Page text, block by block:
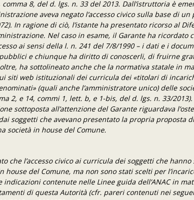
8, del d. lgs. n. 33 del 2013. Dall’istruttoria è
aveva negato l’accesso civico sulla base di
). In ragione di ciò, l’istante ha presentato ricorso al
Nel caso in esame, il Garante ha ricordato
ai sensi della l. n. 241 del 7/8/1990 – i dati e i
e chiunque ha diritto di conoscerli, di fruirne
ha sottolineato anche che la normativa statale in
siti web istituzionali dei curricula dei «titolari di
(quali anche l’amministratore unico) delle
2, e 14, commi 1, lett. b, e 1-bis, del d. lgs. n. 33/
sottoposta all’attenzione del Garante riguardava
soggetti che avevano presentato la propria proposta
società in house del Comune.
che l’accesso civico ai curricula dei soggetti che
del Comune, ma non sono stati scelti per
contenute nelle Linee guida dell’ANAC in
di questa Autorità (cfr. pareri contenuti nei